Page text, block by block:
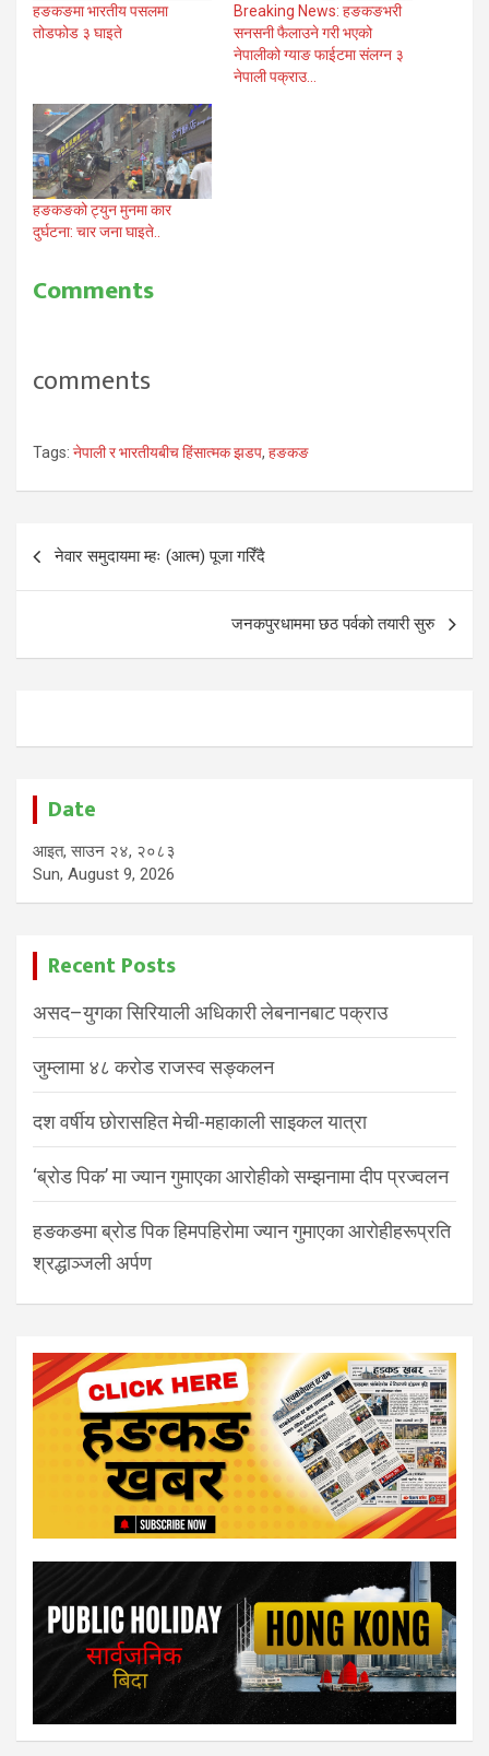
हङकङमा भारतीय पसलमा
तोडफोड ३ घाइते
Breaking News: हङकङभरी
सनसनी फैलाउने गरी भएको
नेपालीको ग्याङ फाईटमा संलग्न ३
नेपाली पक्राउ…
हङकङको ट्युन मुनमा कार
दुर्घटना: चार जना घाइते..
Comments
comments
Tags: नेपाली र भारतीयबीच हिंसात्मक झडप, हङकङ
Post
navigation
नेवार समुदायमा म्हः (आत्म) पूजा गरिँदै
जनकपुरधाममा छठ पर्वको तयारी सुरु
Date
आइत, साउन २४, २०८३
Sun, August 9, 2026
Recent Posts
असद–युगका सिरियाली अधिकारी लेबनानबाट पक्राउ
जुम्लामा ४८ करोड राजस्व सङ्कलन
दश वर्षीय छोरासहित मेची-महाकाली साइकल यात्रा
‘ब्रोड पिक’ मा ज्यान गुमाएका आरोहीको सम्झनामा दीप प्रज्वलन
हङकङमा ब्रोड पिक हिमपहिरोमा ज्यान गुमाएका आरोहीहरूप्रति
श्रद्धाञ्जली अर्पण